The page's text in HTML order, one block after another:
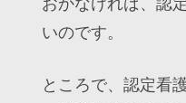
いのです。
ところで、認定看